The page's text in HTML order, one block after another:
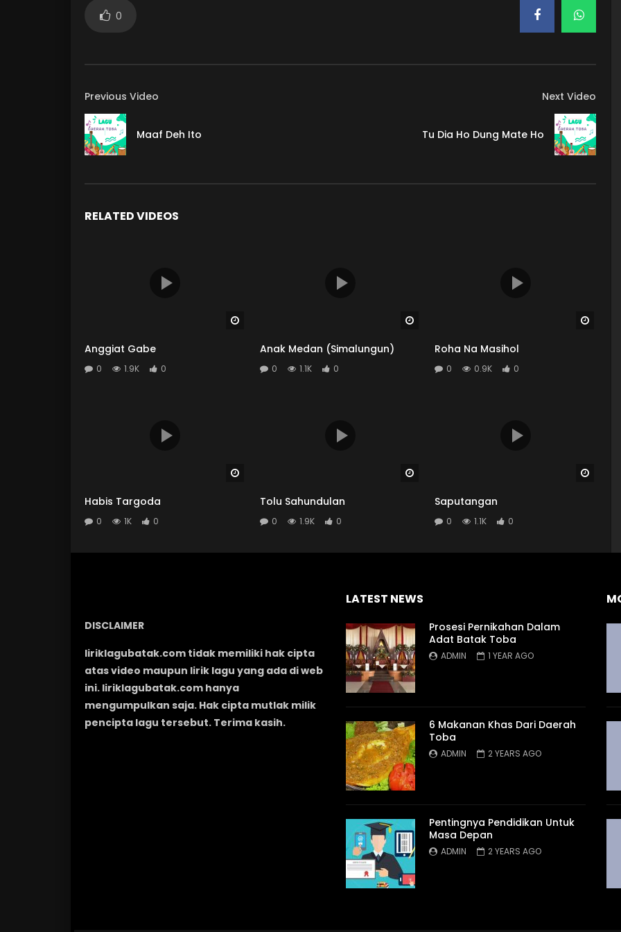
0
Previous Video
Maaf Deh Ito
Next Video
Tu Dia Ho Dung Mate Ho
RELATED VIDEOS
Anggiat Gabe
0 1.9K 0
Anak Medan (Simalungun)
0 1.1K 0
Roha Na Masihol
0 0.9K 0
Habis Targoda
0 1K 0
Tolu Sahundulan
0 1.9K 0
Saputangan
0 1.1K 0
DISCLAIMER
liriklagubatak.com tidak memiliki hak cipta
atas video maupun lirik lagu yang ada di web
ini. liriklagubatak.com hanya
mengumpulkan saja. Hak cipta mutlak milik
pencipta lagu tersebut. Terima kasih.
LATEST NEWS
Prosesi Pernikahan Dalam
Adat Batak Toba
ADMIN 1 YEAR AGO
6 Makanan Khas Dari Daerah
Toba
ADMIN 2 YEARS AGO
Pentingnya Pendidikan Untuk
Masa Depan
ADMIN 2 YEARS AGO